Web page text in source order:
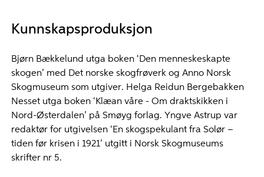
Kunnskapsproduksjon
Bjørn Bækkelund utga boken ‘Den menneskeskapte
skogen’ med Det norske skogfrøverk og Anno Norsk
Skogmuseum som utgiver. Helga Reidun Bergebakken
Nesset utga boken ‘Klæan våre - Om draktskikken i
Nord-Østerdalen’ på Smøyg forlag. Yngve Astrup var
redaktør for utgivelsen ‘En skogspekulant fra Solør –
tiden før krisen i 1921’ utgitt i Norsk Skogmuseums
skrifter nr 5.